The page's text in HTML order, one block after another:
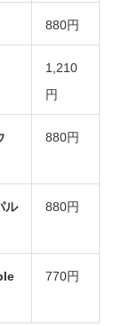
880円
1,210
円
880円
ル
880円
770円